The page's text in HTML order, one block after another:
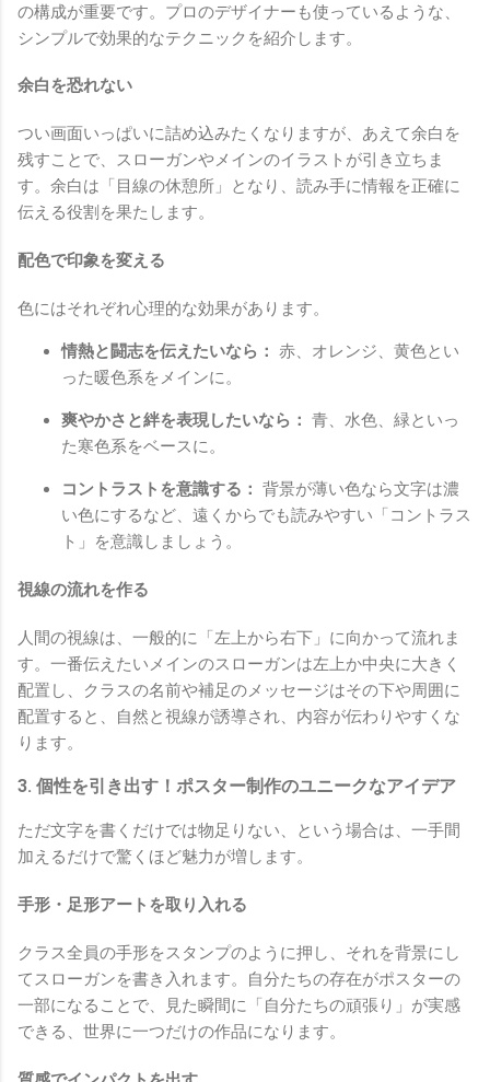
の構成が重要です。プロのデザイナーも使っているような、
シンプルで効果的なテクニックを紹介します。
余白を恐れない
つい画面いっぱいに詰め込みたくなりますが、あえて余白を
残すことで、スローガンやメインのイラストが引き立ちま
す。余白は「目線の休憩所」となり、読み手に情報を正確に
伝える役割を果たします。
配色で印象を変える
色にはそれぞれ心理的な効果があります。
情熱と闘志を伝えたいなら： 赤、オレンジ、黄色とい
った暖色系をメインに。
爽やかさと絆を表現したいなら： 青、水色、緑といっ
た寒色系をベースに。
コントラストを意識する： 背景が薄い色なら文字は濃
い色にするなど、遠くからでも読みやすい「コントラス
ト」を意識しましょう。
視線の流れを作る
人間の視線は、一般的に「左上から右下」に向かって流れま
す。一番伝えたいメインのスローガンは左上か中央に大きく
配置し、クラスの名前や補足のメッセージはその下や周囲に
配置すると、自然と視線が誘導され、内容が伝わりやすくな
ります。
3. 個性を引き出す！ポスター制作のユニークなアイデア
ただ文字を書くだけでは物足りない、という場合は、一手間
加えるだけで驚くほど魅力が増します。
手形・足形アートを取り入れる
クラス全員の手形をスタンプのように押し、それを背景にし
てスローガンを書き入れます。自分たちの存在がポスターの
一部になることで、見た瞬間に「自分たちの頑張り」が実感
できる、世界に一つだけの作品になります。